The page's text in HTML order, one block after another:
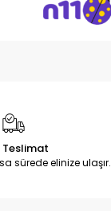
Teslimat
sürede elinize ulaşır.